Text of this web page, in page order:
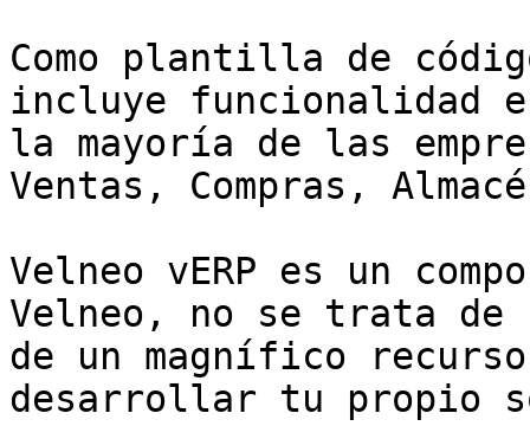
Como plantilla de
incluye funcionalidad
la mayoría de las
Ventas, Compras,
Velneo vERP es un
Velneo, no se trata
de un magnífico
desarrollar tu propio